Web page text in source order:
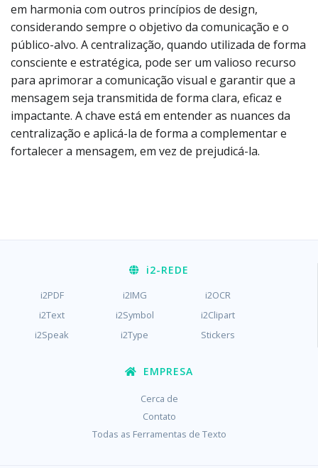
em harmonia com outros princípios de design,
considerando sempre o objetivo da comunicação e o
público-alvo. A centralização, quando utilizada de forma
consciente e estratégica, pode ser um valioso recurso
para aprimorar a comunicação visual e garantir que a
mensagem seja transmitida de forma clara, eficaz e
impactante. A chave está em entender as nuances da
centralização e aplicá-la de forma a complementar e
fortalecer a mensagem, em vez de prejudicá-la.
i2-REDE
i2PDF i2IMG
i2OCR
i2Text
i2Symbol
i2Clipart
i2Speak
i2Type Stickers
EMPRESA
Cerca de
Contato
Todas as Ferramentas de Texto